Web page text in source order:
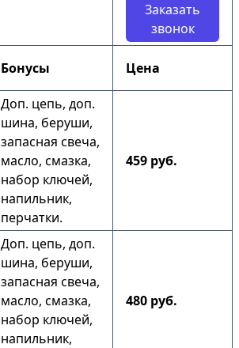
Заказать
звонок
Бонусы Цена
Доп. цепь, доп.
шина, беруши,
запасная свеча,
масло, смазка,
набор ключей,
напильник,
перчатки.
459 руб.
Доп. цепь, доп.
шина, беруши,
запасная свеча,
масло, смазка,
набор ключей,
напильник,
480 руб.